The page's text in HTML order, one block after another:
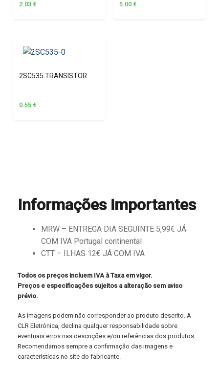
2.03 € 5.00 €
2SC535 TRANSISTOR
0.55 €
Informações importantes
MRW – ENTREGA DIA SEGUINTE 5,99€ JÁ
COM IVA Portugal continental
CTT – ILHAS 12€ JÁ COM IVA
Todos os preços incluem IVA à Taxa em vigor.
Preços e especificações sujeitos a alteração sem aviso
prévio.
As imagens podem não corresponder ao produto descrito. A
CLR Eletrónica, declina qualquer responsabilidade sobre
eventuais erros nas descrições e/ou referências dos produtos.
Recomendamos sempre a confirmação das imagens e
características no site do fabricante.